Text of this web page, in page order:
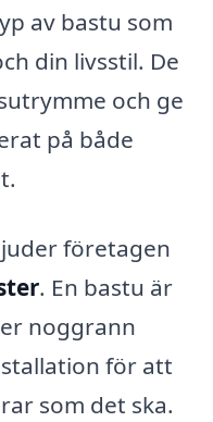
av bastu som
din livsstil. De
och ge
på både
företagen
. En bastu är
noggrann
för att
som det ska.